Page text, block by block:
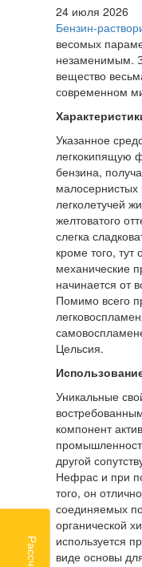
24 июля 2026
Бензин-
весомых
незаменимым.
вещество
современном
Указанное
легкокипящую
бензина,
легколетучей
желтоватого
слегка
кроме того, тут
механические
начинается от
Помимо всего
Цельсия.
Уникальные
компонент
другой
Нефрас и при
того, он
соединяемых
органической
используется
виде основы